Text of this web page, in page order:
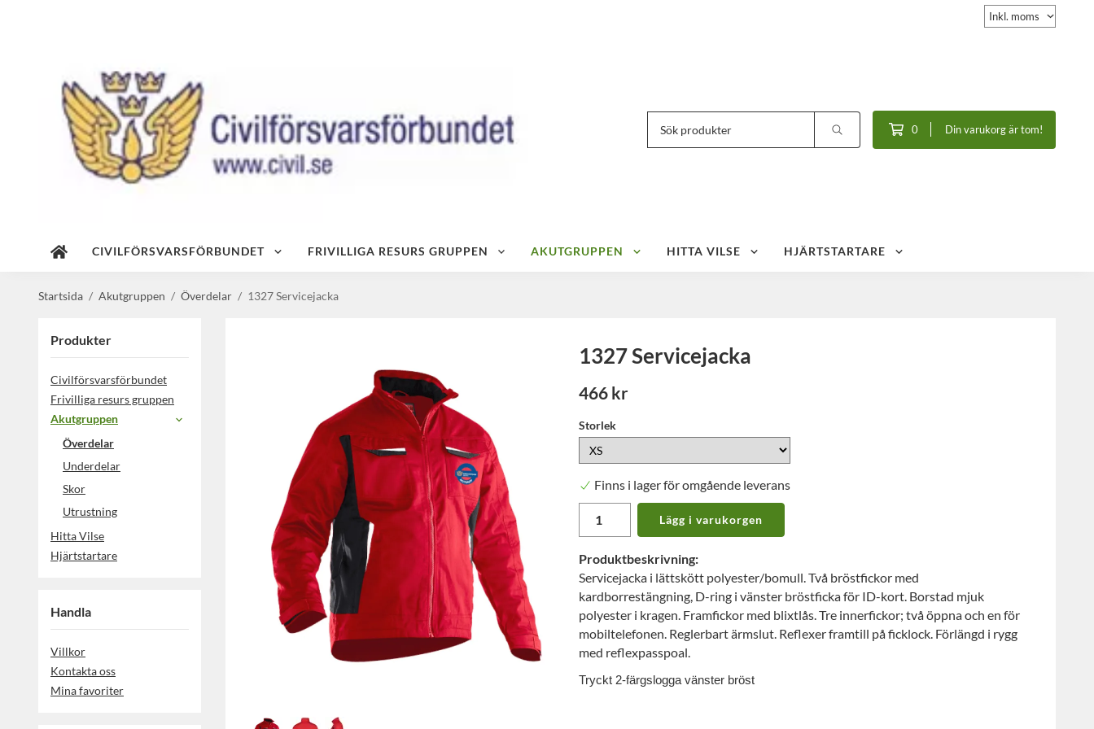
0 Din varukorg är tom!
CIVILFÖRSVARSFÖRBUNDET FRIVILLIGA RESURS GRUPPEN AKUTGRUPPEN HITTA VILSE HJÄRTSTARTARE
Startsida / Akutgruppen / Överdelar / 1327 Servicejacka
Produkter
Civilförsvarsförbundet
Frivilliga resurs gruppen
Akutgruppen
Överdelar
Underdelar
Skor
Utrustning
Hitta Vilse
Hjärtstartare
Handla
Villkor
Kontakta oss
Mina favoriter
1327 Servicejacka
466 kr
Storlek
Finns i lager för omgående leverans
Lägg i varukorgen
Produktbeskrivning:
Servicejacka i lättskött polyester/bomull. Två bröstfickor med
kardborrestängning, D-ring i vänster bröstficka för ID-kort. Borstad mjuk
polyester i kragen. Framfickor med blixtlås. Tre innerfickor; två öppna och en för
mobiltelefonen. Reglerbart ärmslut. Reflexer framtill på ficklock. Förlängd i rygg
med reflexpasspoal.
Tryckt 2-färgslogga vänster bröst